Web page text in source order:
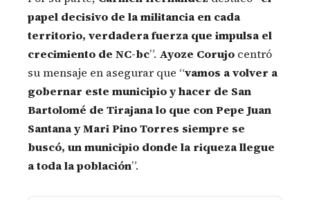
papel decisivo de la militancia en cada
territorio, verdadera fuerza que impulsa el
crecimiento de NC-bc”. Ayoze Corujo centró
su mensaje en asegurar que “vamos a volver a
gobernar este municipio y hacer de San
Bartolomé de Tirajana lo que con Pepe Juan
Santana y Mari Pino Torres siempre se
buscó, un municipio donde la riqueza llegue
a toda la población”.